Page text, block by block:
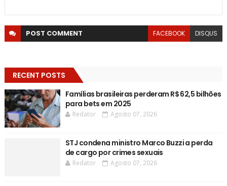
POST COMMENT FACEBOOK DISQUS
RECENT POSTS
Famílias brasileiras perderam R$ 62,5 bilhões
para bets em 2025
Redator Agosto 07, 2026
STJ condena ministro Marco Buzzi a perda
de cargo por crimes sexuais
Redator Agosto 07, 2026